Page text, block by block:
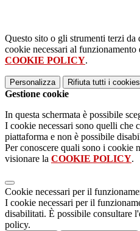
Questo sito o gli strumenti terzi
cookie necessari al
COOKIE POLICY.
Personalizza Rifiuta tutti i cookies
Gestione cookie
In questa schermata è possibile
I cookie necessari sono quelli che
piattaforma e non è possibile
Per conoscere quali sono i cookie
visionare la COOKIE POLICY.
Cookie necessari per il
I cookie necessari per il
disabilitati. È possibile consultare
policy.